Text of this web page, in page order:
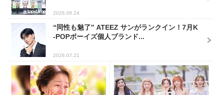
2026.06.24
“同性も魅了” ATEEZ サンがランクイン！7月K
-POPボーイズ個人ブランド...
2026.07.21